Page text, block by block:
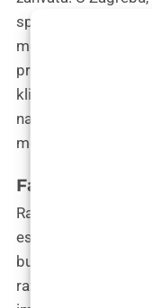
spektru cijena za
mentoplastike,
procedura.
klinika omogućuje
najbolje odgovara
mogućnostima i
Faktori koji
Različiti faktori
estetskog zahvata.
budući da se
različitih dijelova